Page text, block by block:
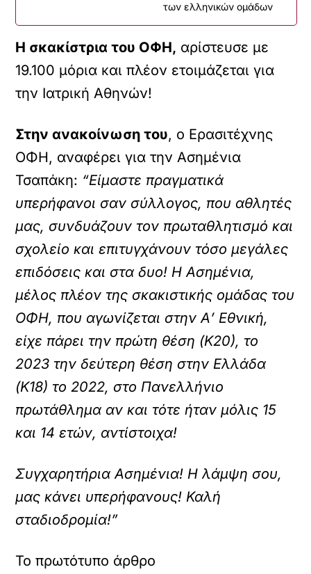
των ελληνικών ομάδων
Η σκακίστρια του ΟΦΗ, αρίστευσε με
19.100 μόρια και πλέον ετοιμάζεται για
την Ιατρική Αθηνών!
Στην ανακοίνωση του, ο Ερασιτέχνης
ΟΦΗ, αναφέρει για την Ασημένια
Τσαπάκη: “Είμαστε πραγματικά
υπερήφανοι σαν σύλλογος, που αθλητές
μας, συνδυάζουν τον πρωταθλητισμό και
σχολείο και επιτυγχάνουν τόσο μεγάλες
επιδόσεις και στα δυο! Η Ασημένια,
μέλος πλέον της σκακιστικής ομάδας του
ΟΦΗ, που αγωνίζεται στην Α’ Εθνική,
είχε πάρει την πρώτη θέση (Κ20), το
2023 την δεύτερη θέση στην Ελλάδα
(Κ18) το 2022, στο Πανελλήνιο
πρωτάθλημα αν και τότε ήταν μόλις 15
και 14 ετών, αντίστοιχα!
Συγχαρητήρια Ασημένια! Η λάμψη σου,
μας κάνει υπερήφανους! Καλή
σταδιοδρομία!”
Το πρωτότυπο άρθρο